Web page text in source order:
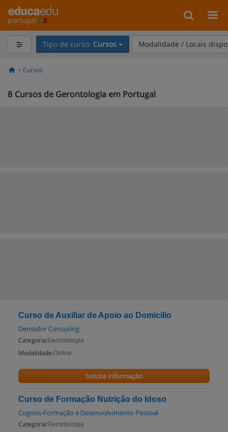
portugal
Tipo de curso: Cursos Modalidade / Locais
Cursos
8 Cursos de Gerontologia em Portugal
Curso de Auxiliar de Apoio ao Domicilio
Densisfor Consuting
Categoria:Gerontologia
Modalidade:Online
Solicite informação
Curso de Formação Nutrição do Idoso
Cognos-Formação e Desenvolvimento Pessoal
Categoria:Gerontologia